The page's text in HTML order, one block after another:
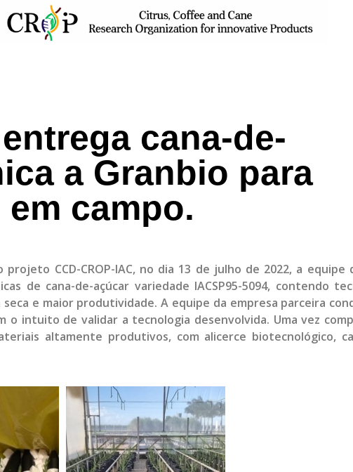
cana-de-
a Granbio para
campo.
CCD-CROP-IAC, no dia 13 de julho de 2022, a equipe
de cana-de-açúcar variedade IACSP95-5094, contendo
e maior produtividade. A equipe da empresa parceira
o intuito de validar a tecnologia desenvolvida. Uma vez
altamente produtivos, com alicerce biotecnológico,